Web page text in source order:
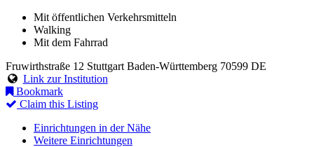
Mit öffentlichen Verkehrsmitteln
Walking
Mit dem Fahrrad
Fruwirthstraße 12 Stuttgart Baden-Württemberg 70599 DE
Link zur Institution
Bookmark
Claim this Listing
Einrichtungen in der Nähe
Weitere Einrichtungen